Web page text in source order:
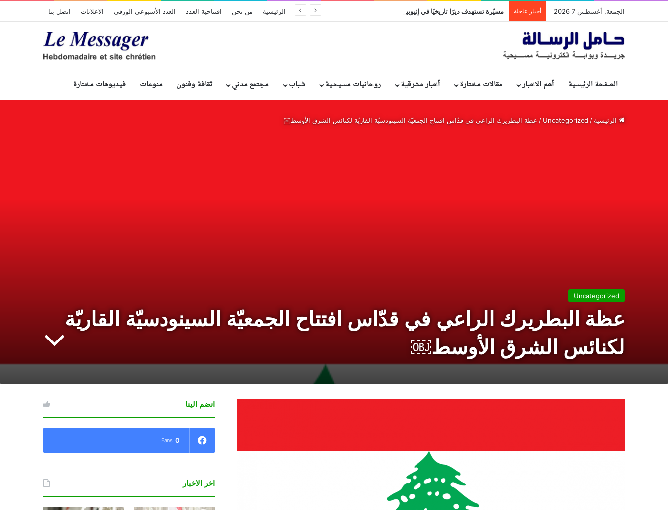
الجمعة, أغسطس 7 2026 أخبار عاجلة مسيّرة تستهدف ديرًا تاريخيًا في إثيوبيا: مقتل وإصابة رهبان وراهبات الرئيسية من نحن افتتاحية العدد العدد الأسبوعي الورقي الاعلانات اتصل بنا
الصفحة الرئيسية أهم الاخبار مقالات مختارة أخبار مشرقية روحانيات مسيحـية شباب مجتمع مدني ثقافة وفنون منوعات فيديوهات مختارة
الرئيسية/
Uncategorized
/ عظة البطريرك الراعي في قدّاس افتتاح الجمعيّة السينودسيّة القاريّة لكنائس الشرق الأوسط￼
Uncategorized
عظة البطريرك الراعي في قدّاس افتتاح الجمعيّة السينودسيّة القاريّة
لكنائس الشرق الأوسط￼
انضم الينا
0
Fans
اخر الاخبار